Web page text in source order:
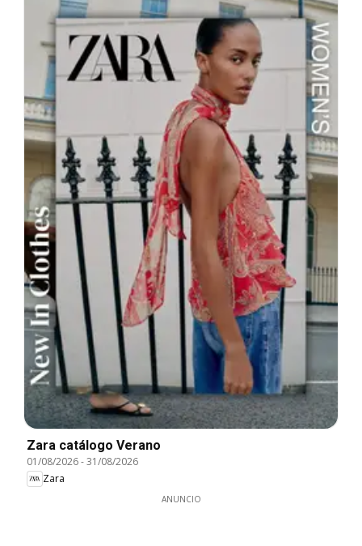
Zara catálogo Verano
01/08/2026-31/08/2026
Zara
ANUNCIO